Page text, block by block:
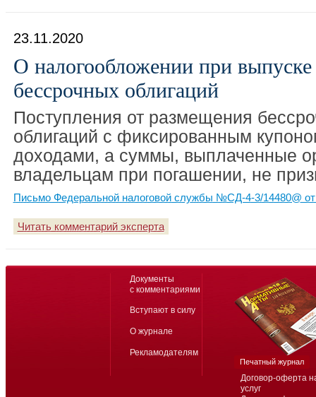
23.11.2020
О налогообложении при
бессрочных облигаций
Поступления от размещения
облигаций с фиксированным
доходами, а суммы, выплаченные
владельцам при погашении, не
Письмо Федеральной налоговой службы №СД-4-3/14480@ от
Читать комментарий эксперта
Договор-оферта
услуг
Документы
с комментариями
Вступают в силу
О журнале
Рекламодателям
Печатный журнал